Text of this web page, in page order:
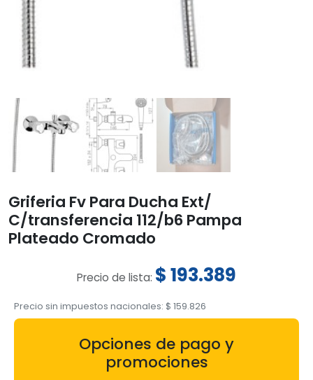
Griferia Fv Para Ducha Ext/
C/transferencia 112/b6 Pampa
Plateado Cromado
Precio de lista: $193.389
Precio sin impuestos nacionales: $ 159.826
Opciones de pago y
promociones